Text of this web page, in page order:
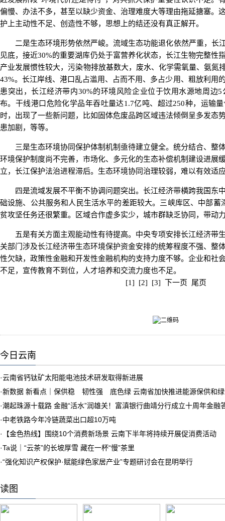
偏慢、办法不多，甚至以缺少资金、治理难度大等理由拖延搪塞。
护上主动性不足、创造性不够，思想上的结还没有真正解开。
二是生态环境形势依然严峻。流域生态功能退化依然严重，长
见底，接近30%的重要湖库仍处于富营养化状态，长江生物完整性
产业发展惯性较大，污染物排放基数大，废水、化学需氧量、氨氮
43%。长江岸线、港口乱占滥用、占而不用、多占少用、粗放利用
患突出，长江经济带内30%的环境风险企业位于饮用水源地周边
布。干线港口危险化学品年吞吐量达1.7亿吨、超过250种，运输
时，出现了一些新问题，比如固体危废品跨区域违法倾倒呈多发态
患加剧，等等。
三是生态环境协同保护体制机制亟待建立健全。统分结合、整
环境保护制度尚不完善，市场化、多元化的生态补偿机制建设进展
立，长江保护法治进程滞后。生态环境协同治理较弱，难以有效适
四是流域发展不平衡不协调问题突出。长江经济带横跨我国东
础设施、公共服务和人民生活水平的差距较大。三峡库区、中部蓄
贫攻坚任务还很繁重。区域合作虚多实少，城市群缺乏协同，带动
五是有关方面主观能动性有待提高。中央专项安排长江经济带
关部门涉及长江经济带生态环境保护资金安排的统筹程度不强、整
性欠缺，政策性金融和开发性金融机构的支持力度不够。企业和社
不足，宣传教育不到位，人才培养和交流力度也不足。
[1] [2] [3] 下一页 尾页
今日云南
·云南省钙钛矿太阳能电池技术研发取得新进展
·新数据 新看点｜保供稳 韧性强 底色绿 云南省加快推进能源保供和
·潮起珠源十载路 金融“活水”润雄关！富滇银行曲靖分行成立十周年金融
·中老铁路今年冷链蔬菜出口超10万吨
·
【金色热线】围绕10个消费新场景 云南下半年将持续开展促消费活动
·Ta说｜“云茶”的长坡厚雪 藏在一杯“慢”茶里
·“强化知识产权保护·赋能绿色家居产业”专题研讨会在昆明举行
读图